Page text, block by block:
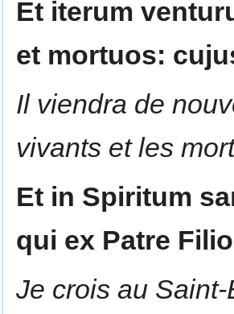
Et iterum
et mortuos:
Il viendra de
vivants et les
Et in Spiritum
qui ex Patre
Je crois au